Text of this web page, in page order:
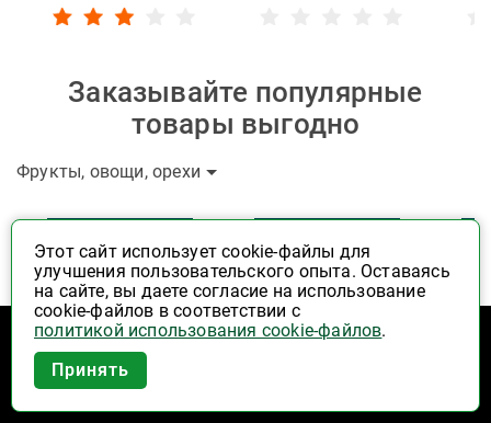
Заказывайте популярные
товары выгодно
Фрукты, овощи, орехи
ХИТ ПРОДАЖ!
ХИТ ПРОДАЖ!
Этот сайт использует cookie-файлы для
улучшения пользовательского опыта. Оставаясь
на сайте, вы даете согласие на использование
cookie-файлов в соответствии с
политикой использования cookie-файлов.
Принять
Приложение Высшая Лига в
вашем мобильном!